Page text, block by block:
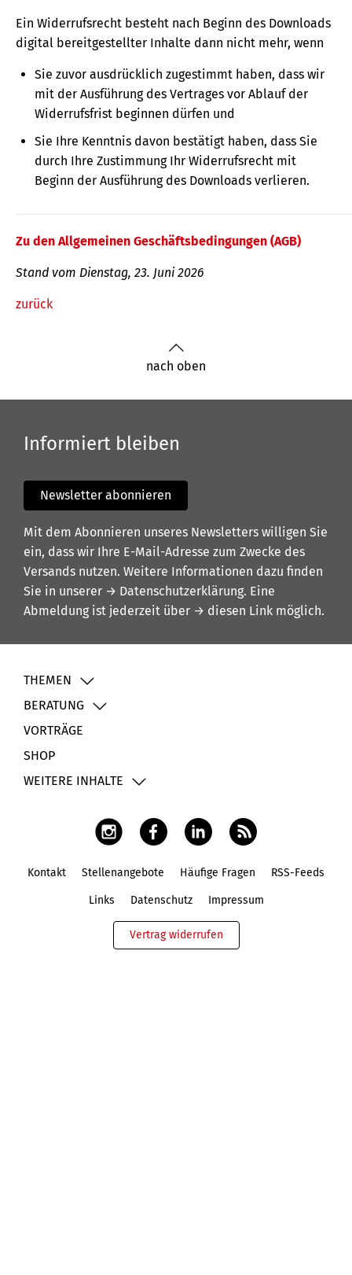
Ein Widerrufsrecht besteht nach Beginn des Downloads
digital bereitgestellter Inhalte dann nicht mehr, wenn
Sie zuvor ausdrücklich zugestimmt haben, dass wir
mit der Ausführung des Vertrages vor Ablauf der
Widerrufsfrist beginnen dürfen und
Sie Ihre Kenntnis davon bestätigt haben, dass Sie
durch Ihre Zustimmung Ihr Widerrufsrecht mit
Beginn der Ausführung des Downloads verlieren.
Zu den Allgemeinen Geschäftsbedingungen (AGB)
Stand vom Dienstag, 23. Juni 2026
zurück
nach oben
Informiert bleiben
Newsletter abonnieren
Mit dem Abonnieren unseres Newsletters willigen Sie
ein, dass wir Ihre E-Mail-Adresse zum Zwecke des
Versands nutzen. Weitere Informationen dazu finden
Sie in unserer → Datenschutzerklärung. Eine
Abmeldung ist jederzeit über → diesen Link möglich.
THEMEN
BERATUNG
VORTRÄGE
SHOP
WEITERE INHALTE
Kontakt Stellenangebote Häufige Fragen RSS-Feeds
Links Datenschutz Impressum
Vertrag widerrufen